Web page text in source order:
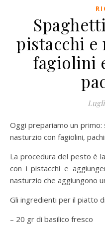
pistacchi e
fagiolini
Oggi prepariamo un primo: spaghetti al pesto di pistacchi e
nasturzio con fagiolini,
La procedura del pesto è
con i pistacchi e
nasturzio che aggiungono
Gli ingredienti per il piatto
– 20 gr di basilico fresco